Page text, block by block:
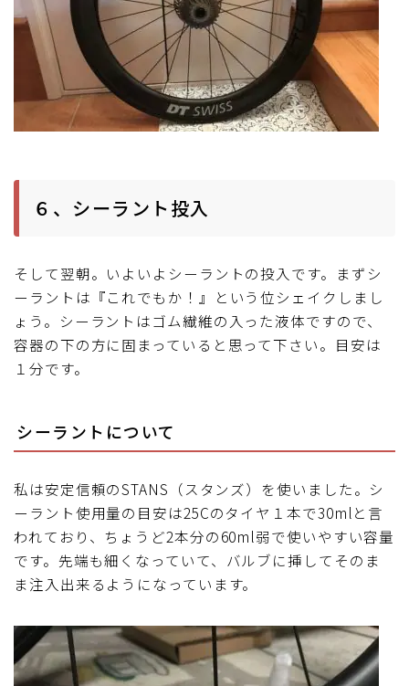
６、シーラント投入
そして翌朝。いよいよシーラントの投入です。まずシ
ーラントは『これでもか！』という位シェイクしまし
ょう。シーラントはゴム繊維の入った液体ですので、
容器の下の方に固まっていると思って下さい。目安は
１分です。
シーラントについて
私は安定信頼のSTANS（スタンズ）を使いました。シ
ーラント使用量の目安は25Cのタイヤ１本で30mlと言
われており、ちょうど2本分の60ml弱で使いやすい容量
です。先端も細くなっていて、バルブに挿してそのま
ま注入出来るようになっています。